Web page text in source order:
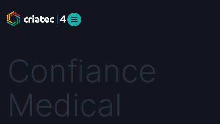
Confiance
Medical